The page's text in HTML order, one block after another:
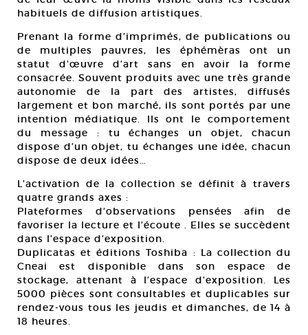
habituels de diffusion artistiques.
Prenant la forme d’imprimés, de publications ou
de multiples pauvres, les éphémèras ont un
statut d’œuvre d’art sans en avoir la forme
consacrée. Souvent produits avec une très grande
autonomie de la part des artistes, diffusés
largement et bon marché, ils sont portés par une
intention médiatique. Ils ont le comportement
du message : tu échanges un objet, chacun
dispose d’un objet, tu échanges une idée, chacun
dispose de deux idées…
L’activation de la collection se définit à travers
quatre grands axes :
Plateformes d’observations pensées afin de
favoriser la lecture et l’écoute . Elles se succèdent
dans l’espace d’exposition.
Duplicatas et éditions Toshiba : La collection du
Cneai est disponible dans son espace de
stockage, attenant à l’espace d’exposition. Les
5000 pièces sont consultables et duplicables sur
rendez-vous tous les jeudis et dimanches, de 14 à
18 heures.